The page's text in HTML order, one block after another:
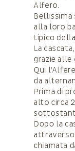
Alfero.
Bellissima
alla loro
tipico
La
grazie
Qui
da
Prima di
alto circa
Dopo la
attraverso
chiamata